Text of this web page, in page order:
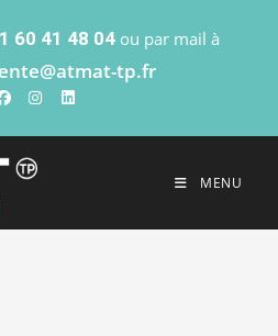
60 41 48 04 ou par mail à
tp.fr
MENU